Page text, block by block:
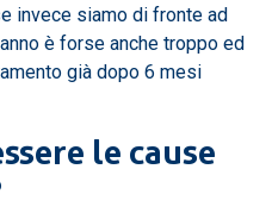
invece siamo di fronte ad
è forse anche troppo ed
già dopo 6 mesi
le cause